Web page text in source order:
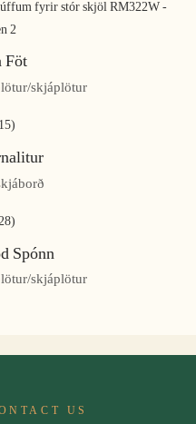
Föt
skjáplötur
Spónn
skjáplötur
US